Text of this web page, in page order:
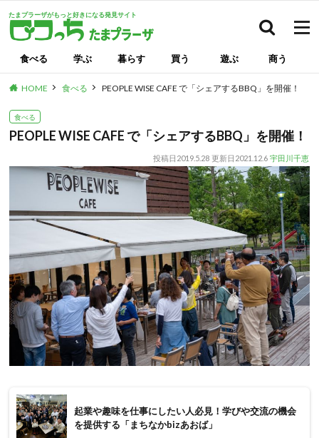
たまプラーザがもっと好きになる発見サイト
食べる 学ぶ 暮らす 買う 遊ぶ 商う
HOME 食べる PEOPLE WISE CAFE で「シェアするBBQ」を開催！
食べる
PEOPLE WISE CAFE で「シェアするBBQ」を開催！
投稿日 2019.5.28 更新日 2021.12.6 宇田川千恵
起業や趣味を仕事にしたい人必見！学びや交流の機会
を提供する「まちなかbizあおば」